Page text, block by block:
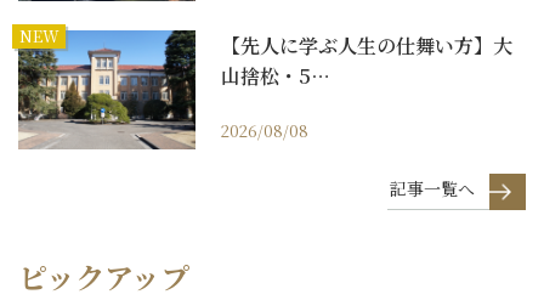
NEW
【先人に学ぶ人生の仕舞い方】大
山捨松・5…
2026/08/08
記事一覧へ
ピックアップ